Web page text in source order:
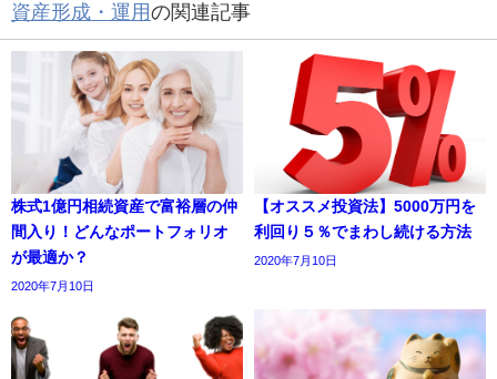
資産形成・運用の関連記事
株式1億円相続資産で富裕層の仲
間入り！どんなポートフォリオ
が最適か？
2020年7月10日
【オススメ投資法】5000万円を
利回り５％でまわし続ける方法
2020年7月10日